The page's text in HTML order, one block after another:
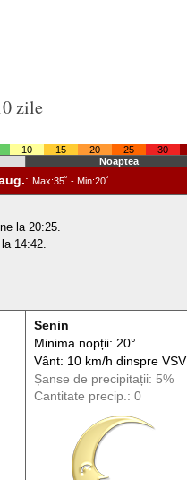
zile
10 15 20 25 30
Noaptea
:Max:35˚ - Min:20˚
la 20:25.
14:42.
Senin
Minima nopții: 20°
Vânt: 10 km/h dinspreVSV
Șanse de precipitații: 5%
Cantitate precip.: 0